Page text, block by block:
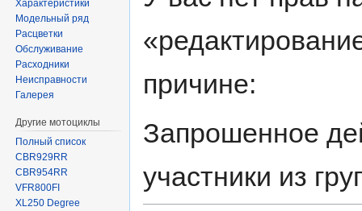
причине:
Запрошенное
участники из
Характеристики
Модельный ряд
Расцветки
Обслуживание
Расходники
Неисправности
Галерея
Другие мотоциклы
Полный список
CBR929RR
CBR954RR
VFR800FI
XL250 Degree